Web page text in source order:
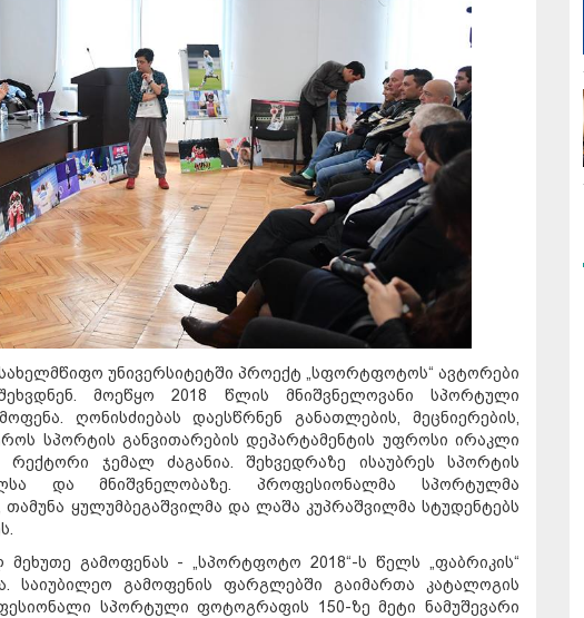
უნივერსიტეტში პროექტ „სფორტფოტოს“ ავტორები
მოეწყო 2018 წლის მნიშვნელოვანი სპორტული
ღონისძიებას დაესწრნენ განათლების, მეცნიერების,
სპორტის განვითარების დეპარტამენტის უფროსი ირაკლი
ჯემალ ძაგანია. შეხვედრაზე ისაუბრეს სპორტის
და მნიშვნელობაზე. პროფესიონალმა სპორტულმა
ყულუმბეგაშვილმა და ლაშა კუპრაშვილმა სტუდენტებს
გამოფენას - „სპორტფოტო 2018“-ს წელს „ფაბრიკის“
საიუბილეო გამოფენის ფარგლებში გაიმართა კატალოგის
სპორტული ფოტოგრაფის 150-ზე მეტი ნამუშევარი